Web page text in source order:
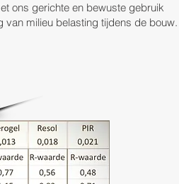
ons gerichte en bewuste gebruik
van milieu belasting tijdens de bouw.